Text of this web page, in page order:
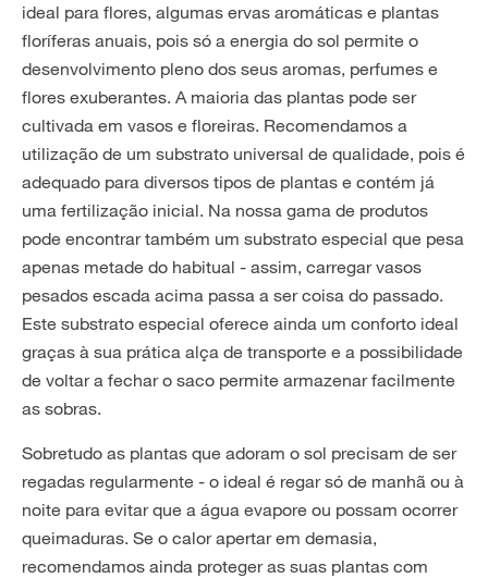
ideal para flores, algumas ervas aromáticas e plantas
floríferas anuais, pois só a energia do sol permite o
desenvolvimento pleno dos seus aromas, perfumes e
flores exuberantes. A maioria das plantas pode ser
cultivada em vasos e floreiras. Recomendamos a
utilização de um substrato universal de qualidade, pois é
adequado para diversos tipos de plantas e contém já
uma fertilização inicial. Na nossa gama de produtos
pode encontrar também um substrato especial que pesa
apenas metade do habitual - assim, carregar vasos
pesados escada acima passa a ser coisa do passado.
Este substrato especial oferece ainda um conforto ideal
graças à sua prática alça de transporte e a possibilidade
de voltar a fechar o saco permite armazenar facilmente
as sobras.
Sobretudo as plantas que adoram o sol precisam de ser
regadas regularmente - o ideal é regar só de manhã ou à
noite para evitar que a água evapore ou possam ocorrer
queimaduras. Se o calor apertar em demasia,
recomendamos ainda proteger as suas plantas com